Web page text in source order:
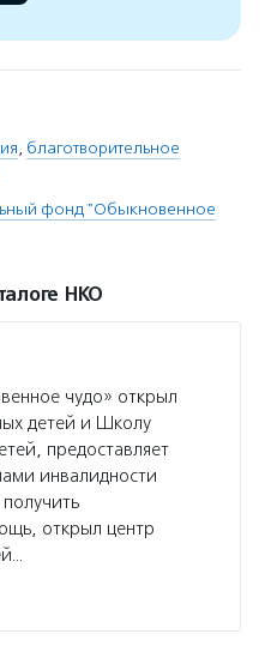
, благотворительное
фонд "Обыкновенное
НКО
чудо» открыл
детей и Школу
предоставляет
инвалидности
открыл центр